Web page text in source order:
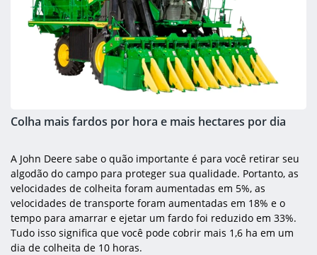
Colha mais fardos por hora e mais hectares por dia
A John Deere sabe o quão importante é para você retirar seu
algodão do campo para proteger sua qualidade. Portanto, as
velocidades de colheita foram aumentadas em 5%, as
velocidades de transporte foram aumentadas em 18% e o
tempo para amarrar e ejetar um fardo foi reduzido em 33%.
Tudo isso significa que você pode cobrir mais 1,6 ha em um
dia de colheita de 10 horas.